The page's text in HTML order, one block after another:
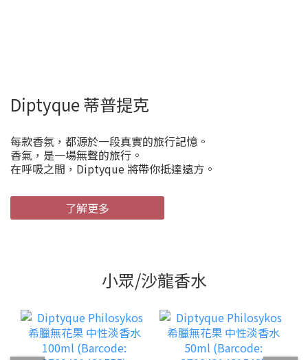
Diptyque 蒂普提克
每款香氛，都源於一段真實的旅行記憶。
香氣，是一場無聲的旅行。
在呼吸之間，Diptyque 將帶你抵達遠方。
了解更多
小眾/沙龍香水